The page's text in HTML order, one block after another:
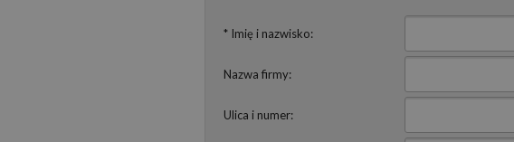
* Imię i nazwisko:
Nazwa firmy:
Ulica i numer: